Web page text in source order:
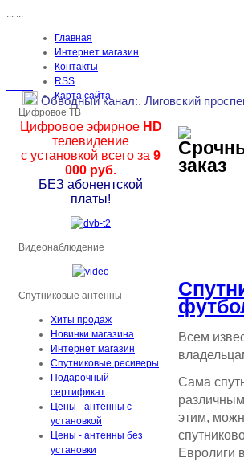
... ...
Главная
Интернет магазин
Контакты
RSS
Карта сайта
Обводный канал:. Лиговский
Всем
Сама
этим,
Евролиги
Цифровое ТВ
Цифровое эфирноеHD
телевидение
с установкой всего за 9
000 руб.
БЕЗ абонентской
платы!
Видеонаблюдение
Спутниковые антенны
Хиты продаж
Новинки магазина
Интернет магазин
Спутниковые ресиверы
Подарочный
сертификат
Цены - антенны с
установкой
Цены - антенны без
установки